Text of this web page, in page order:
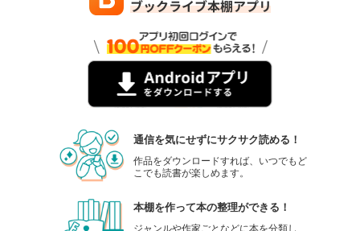
通信を気にせずにサクサク読める！
作品をダウンロードすれば、いつでもど
こでも読書が楽しめます。
本棚を作って本の整理ができる！
ジャンルや作家ごとなどに本を分類し